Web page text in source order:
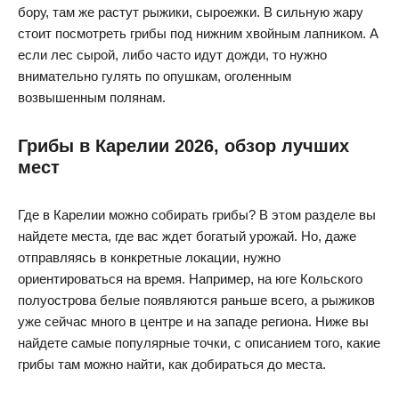
бору, там же растут рыжики, сыроежки. В сильную жару
стоит посмотреть грибы под нижним хвойным лапником. А
если лес сырой, либо часто идут дожди, то нужно
внимательно гулять по опушкам, оголенным
возвышенным полянам.
Грибы в Карелии 2026, обзор лучших
мест
Где в Карелии можно собирать грибы? В этом разделе вы
найдете места, где вас ждет богатый урожай. Но, даже
отправляясь в конкретные локации, нужно
ориентироваться на время. Например, на юге Кольского
полуострова белые появляются раньше всего, а рыжиков
уже сейчас много в центре и на западе региона. Ниже вы
найдете самые популярные точки, с описанием того, какие
грибы там можно найти, как добираться до места.